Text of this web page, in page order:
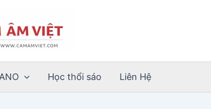
Học thổi sáo Liên Hệ